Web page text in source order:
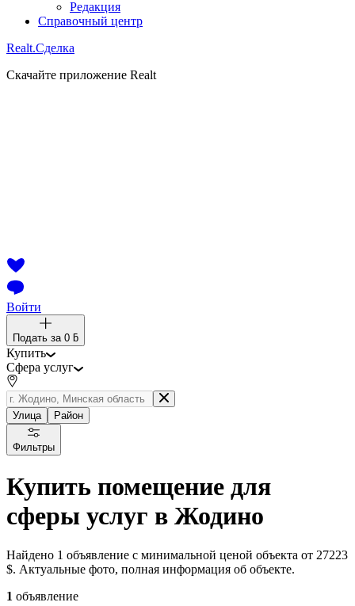
Редакция
Справочный центр
Realt.Сделка
Скачайте приложение Realt
Войти
Подать за 0 ƃ
Купить
Сфера услуг
Улица Район
Фильтры
Купить помещение для
сферы услуг в Жодино
Найдено 1 объявление с минимальной ценой объекта от 27223
$. Актуальные фото, полная информация об объекте.
1 объявление